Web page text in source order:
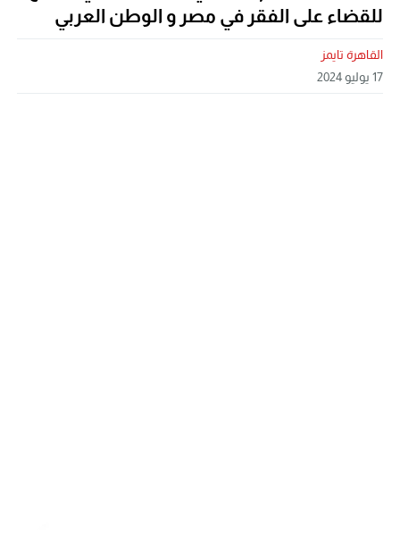
للقضاء على الفقر في مصر و الوطن العربي
القاهرة تايمز
17 يوليو 2024